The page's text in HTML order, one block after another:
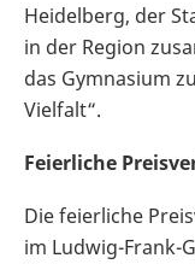
Heidelberg, der
in der Region
das Gymnasium
Vielfalt“.
Feierliche
Die feierliche
im Ludwig-Frank-